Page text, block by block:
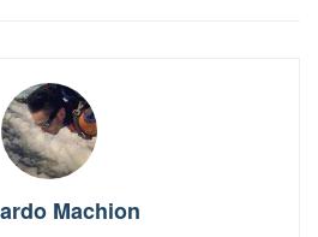
Machion